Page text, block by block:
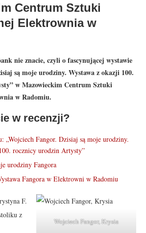
Centrum Sztuki
Elektrownia w
nie znacie, czyli o fascynującej wystawie
są moje urodziny. Wystawa z okazji 100.
w Mazowieckim Centrum Sztuki
w Radomiu.
w recenzji?
„Wojciech Fangor. Dzisiaj są moje urodziny.
rocznicy urodzin Artysty”
urodziny Fangora
Fangora w Elektrowni w Radomiu
Wojciech Fangor, Krysia